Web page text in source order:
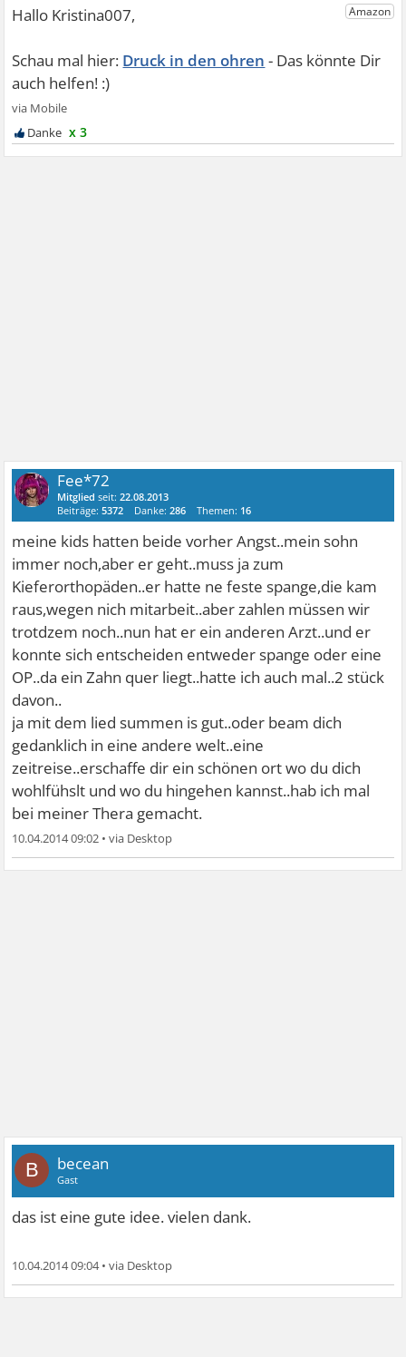
Druck in den ohren
x 3
Fee*72
Mitglied seit:22.08.2013
Beiträge:5372 Danke:286 Themen: 16
meine kids hatten beide vorher Angst..mein sohn
immer noch,aber er geht..muss ja zum
Kieferorthopäden..er hatte ne feste spange,die kam
raus,wegen nich mitarbeit..aber zahlen müssen wir
trotdzem noch..nun hat er ein anderen Arzt..und er
konnte sich entscheiden entweder spange oder eine
OP..da ein Zahn quer liegt..hatte ich auch mal..2 stück
davon..
ja mit dem lied summen is gut..oder beam dich
gedanklich in eine andere welt..eine
zeitreise..erschaffe dir ein schönen ort wo du dich
wohlfühslt und wo du hingehen kannst..hab ich mal
bei meiner Thera gemacht.
10.04.2014 09:02 •
B becean
Gast
das ist eine gute idee. vielen dank.
10.04.2014 09:04•